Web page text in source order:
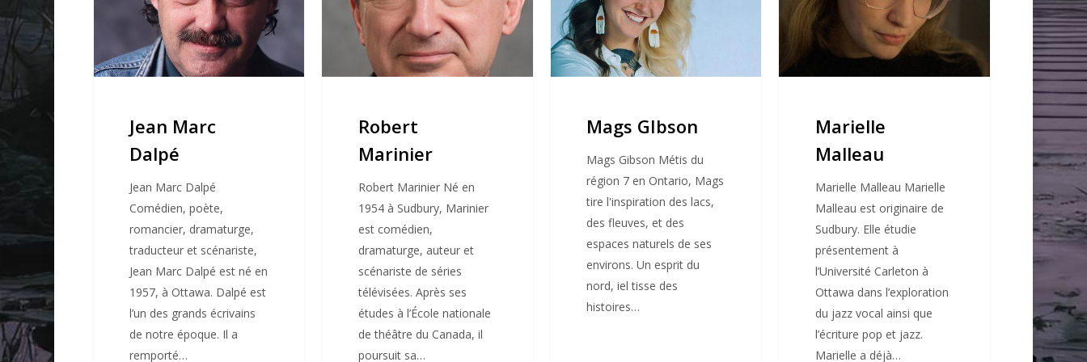
Jean Marc
Dalpé
Jean Marc Dalpé
Comédien, poète,
romancier, dramaturge,
traducteur et scénariste,
Jean Marc Dalpé est né en
1957, à Ottawa. Dalpé est
l’un des grands écrivains
de notre époque. Il a
remporté…
Robert
Marinier
Robert Marinier Né en
1954 à Sudbury, Marinier
est comédien,
dramaturge, auteur et
scénariste de séries
télévisées. Après ses
études à l’École nationale
de théâtre du Canada, il
poursuit sa…
Mags GIbson
Mags Gibson Métis du
région 7 en Ontario, Mags
tire l'inspiration des lacs,
des fleuves, et des
espaces naturels de ses
environs. Un esprit du
nord, iel tisse des
histoires…
Marielle
Malleau
Marielle Malleau Marielle
Malleau est originaire de
Sudbury. Elle étudie
présentement à
l’Université Carleton à
Ottawa dans l’exploration
du jazz vocal ainsi que
l’écriture pop et jazz.
Marielle a déjà…